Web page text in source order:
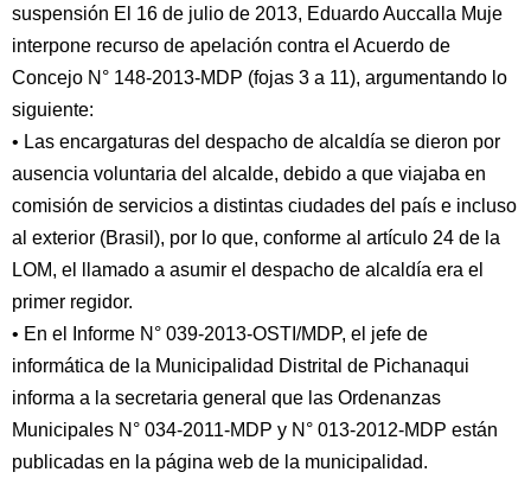
suspensión El 16 de julio de 2013, Eduardo Auccalla Muje
interpone recurso de apelación contra el Acuerdo de
Concejo N° 148-2013-MDP (fojas 3 a 11), argumentando lo
siguiente:
• Las encargaturas del despacho de alcaldía se dieron por
ausencia voluntaria del alcalde, debido a que viajaba en
comisión de servicios a distintas ciudades del país e incluso
al exterior (Brasil), por lo que, conforme al artículo 24 de la
LOM, el llamado a asumir el despacho de alcaldía era el
primer regidor.
• En el Informe N° 039-2013-OSTI/MDP, el jefe de
informática de la Municipalidad Distrital de Pichanaqui
informa a la secretaria general que las Ordenanzas
Municipales N° 034-2011-MDP y N° 013-2012-MDP están
publicadas en la página web de la municipalidad.